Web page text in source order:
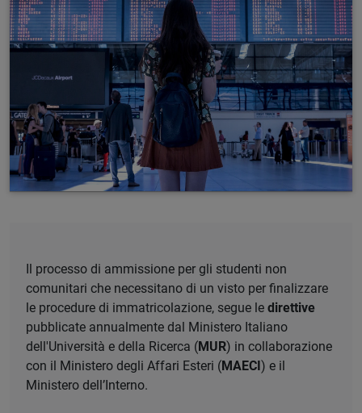
Il processo di ammissione per gli studenti non
comunitari che necessitano di un visto per finalizzare
le procedure di immatricolazione, segue le direttive
pubblicate annualmente dal Ministero Italiano
dell'Università e della Ricerca (MUR) in collaborazione
con il Ministero degli Affari Esteri (MAECI) e il
Ministero dell’Interno.